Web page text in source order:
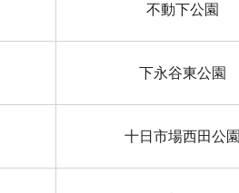
不動下公園
下永谷東公園
十日市場西田公園